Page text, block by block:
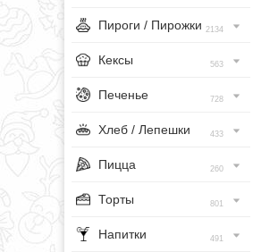
Пироги / Пирожки 2134
Кексы 563
Печенье 728
Хлеб / Лепешки 433
Пицца 260
Торты 801
Напитки 491